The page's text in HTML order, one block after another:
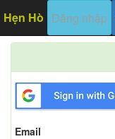
Hẹn Hò Đăng nhập
Email